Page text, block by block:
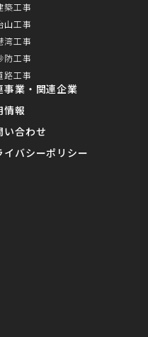
築工事
山工事
湾工事
防工事
路工事
事業・関連企業
情報
い合わせ
イバシーポリシー